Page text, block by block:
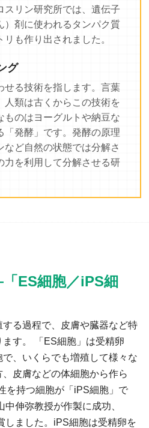
スリン研究所では、遺伝子
）剤に使われるタンパク質
も作り出されました。
グ
せる技術を指します。言葉
人類は古くからこの技術を
ものはヨーグルトや納豆な
「発酵」です。発酵の原理
など自然の状態では分解さ
力を利用して分解させる研
ES細胞／iPS細
する過程で、皮膚や臓器など特
す。 「ES細胞」は受精卵
で、いくらでも増殖して様々な
皮膚などの体細胞から作ら
を持つ細胞が「iPS細胞」で
伸弥教授が作製に成功、
しました。iPS細胞は受精卵を